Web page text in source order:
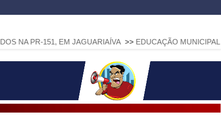
EM JAGUARIAÍVA >> EDUCAÇÃO MUNICIPAL DE ARAPOTI